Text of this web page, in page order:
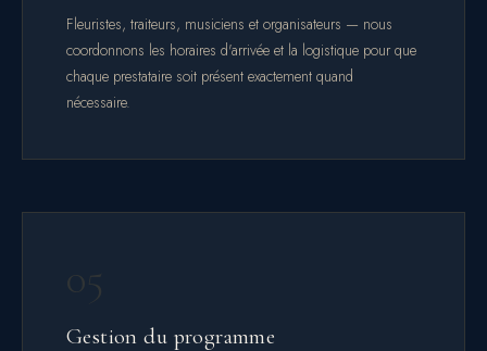
Fleuristes, traiteurs, musiciens et organisateurs — nous
coordonnons les horaires d'arrivée et la logistique pour que
chaque prestataire soit présent exactement quand
nécessaire.
05
Gestion du programme